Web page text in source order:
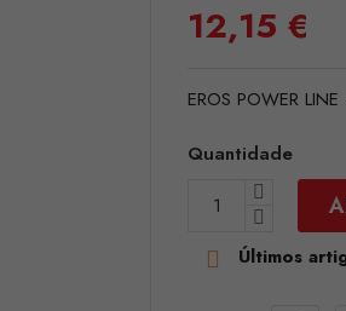
12,15 €
EROS POWER
Quantidade
 Últimos